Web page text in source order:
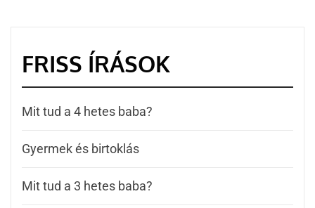
FRISS ÍRÁSOK
Mit tud a 4 hetes baba?
Gyermek és birtoklás
Mit tud a 3 hetes baba?